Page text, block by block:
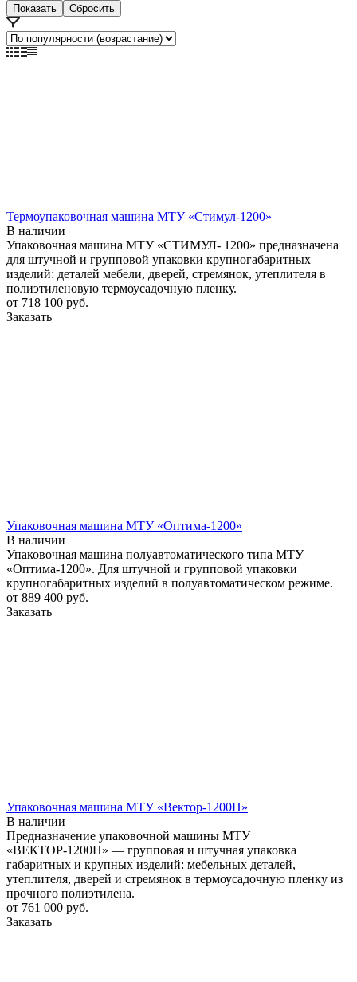
Сбросить
Термоупаковочная машина МТУ «Стимул-1200»
В наличии
Упаковочная машина МТУ «СТИМУЛ- 1200» предназначена
для штучной и групповой упаковки крупногабаритных
изделий: деталей мебели, дверей, стремянок, утеплителя в
полиэтиленовую термоусадочную пленку.
от 718 100 руб.
Заказать
Упаковочная машина МТУ «Оптима-1200»
В наличии
Упаковочная машина полуавтоматического типа МТУ
«Оптима-1200». Для штучной и групповой упаковки
крупногабаритных изделий в полуавтоматическом режиме.
от 889 400 руб.
Заказать
Упаковочная машина МТУ «Вектор-1200П»
В наличии
Предназначение упаковочной машины МТУ
«ВЕКТОР-1200П» — групповая и штучная упаковка
габаритных и крупных изделий: мебельных деталей,
утеплителя, дверей и стремянок в термоусадочную пленку из
прочного полиэтилена.
от 761 000 руб.
Заказать